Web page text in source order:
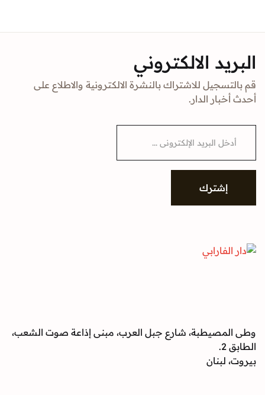
البريد الالكتروني
قم بالتسجيل للاشتراك بالنشرة الالكترونية والاطلاع على
أحدث أخبار الدار.
i
إشترك
وطى المصيطبة، شارع جبل العرب، مبنى إذاعة صوت الشعب،
الطابق 2.
بيروت، لبنان